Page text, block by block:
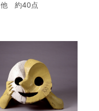
他 約40点